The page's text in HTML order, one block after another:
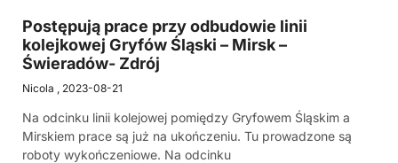
Postępują prace przy odbudowie linii
kolejkowej Gryfów Śląski – Mirsk –
Świeradów- Zdrój
Nicola 2023-08-21
Na odcinku linii kolejowej pomiędzy Gryfowem Śląskim a
Mirskiem prace są już na ukończeniu. Tu prowadzone są
roboty wykończeniowe. Na odcinku